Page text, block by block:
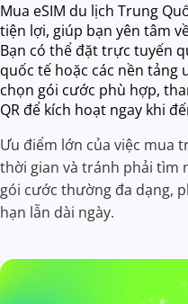
Mua eSIM du lịch Trung
tiện lợi, giúp bạn yên tâm
Bạn có thể đặt trực tuyến
quốc tế hoặc các nền tảng
chọn gói cước phù hợp,
QR để kích hoạt ngay khi
Ưu điểm lớn của việc mua
thời gian và tránh phải tìm
gói cước thường đa dạng,
hạn lẫn dài ngày.